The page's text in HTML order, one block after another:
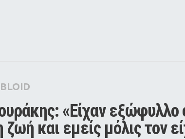
«Είχαν εξώφυλλο
ζωή και εμείς μόλις τον